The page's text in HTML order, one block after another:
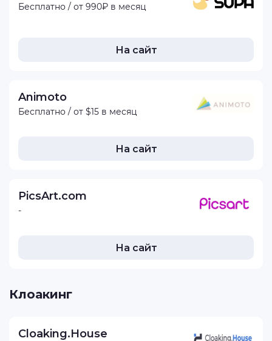
Бесплатно / от 990₽ в месяц
На сайт
Animoto
Бесплатно / от $15 в месяц
На сайт
PicsArt.com
-
На сайт
Клоакинг
Cloaking.House